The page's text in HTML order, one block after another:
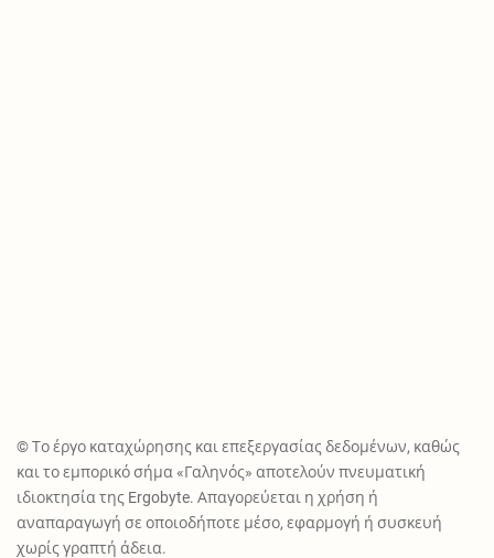
© Το έργο καταχώρησης και επεξεργασίας δεδομένων, καθώς
και το εμπορικό σήμα «Γαληνός» αποτελούν πνευματική
ιδιοκτησία της Ergobyte. Απαγορεύεται η χρήση ή
αναπαραγωγή σε οποιοδήποτε μέσο, εφαρμογή ή συσκευή
χωρίς γραπτή άδεια.